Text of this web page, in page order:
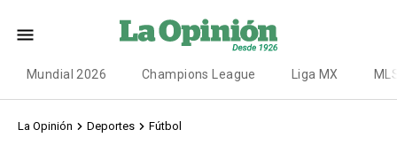
Mundial 2026 Champions League Liga MX
La Opinión Deportes Fútbol